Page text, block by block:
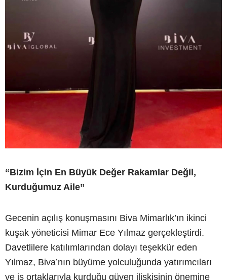
“Bizim İçin En Büyük Değer Rakamlar Değil,
Kurduğumuz Aile”
Gecenin açılış konuşmasını Biva Mimarlık’ın ikinci
kuşak yöneticisi Mimar Ece Yılmaz gerçekleştirdi.
Davetlilere katılımlarından dolayı teşekkür eden
Yılmaz, Biva’nın büyüme yolculuğunda yatırımcıları
ve iş ortaklarıyla kurduğu güven ilişkisinin önemine